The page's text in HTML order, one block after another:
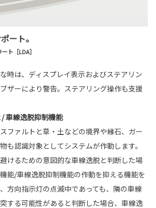
ート。
ト［LDA］
時は、ディスプレイ表示およびステアリン
ザーにより警告。ステアリング操作も支援
車線逸脱抑制機能
ファルトと草・土などの境界や縁石、ガー
も認識対象としてシステムが作動します。
けるための意図的な車線逸脱と判断した場
能/車線逸脱抑制機能の作動を抑える機能を
方向指示灯の点滅中であっても、隣の車線
する可能性があると判断した場合、車線逸